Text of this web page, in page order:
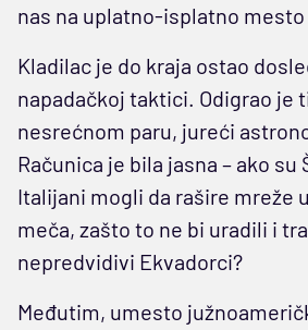
nas na uplatno-isplatno mesto
Kladilac je do kraja ostao
napadačkoj taktici. Odigrao je
nesrećnom paru, jureći
Računica je bila jasna – ako su
Italijani mogli da rašire mreže
meča, zašto to ne bi uradili i
nepredvidivi Ekvadorci?
Međutim, umesto